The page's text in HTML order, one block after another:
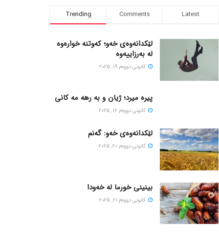
Trending Comments Latest
لێکدانەوەی خەو؛ کەوتنە خوارەوە
لە بەرزاییەوە
كانونی دووه‌م 19, 2025
پیره میرد؛ ژیان و به رهه مه کانی
كانونی دووه‌م 16, 2025
لێکدانەوەی خەو: گەنم
كانونی دووه‌م 20, 2025
بینینی خورما لە خەودا
كانونی دووه‌م 21, 2025